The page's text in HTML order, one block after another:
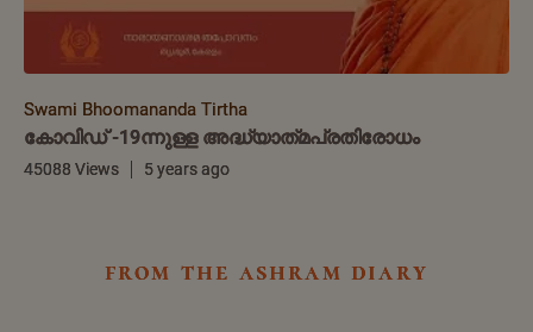
Swami Bhoomananda Tirtha
കോവിഡ് -19ന്നുള്ള അദ്ധ്യാത്‌മപ്രതിരോധം
45088 Views 5 years ago
from the ashram diary